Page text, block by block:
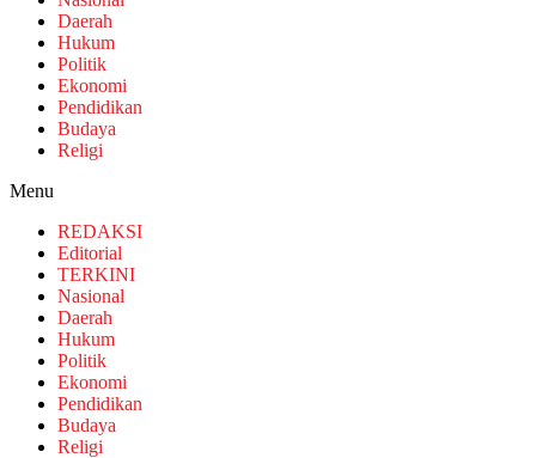
Daerah
Hukum
Politik
Ekonomi
Pendidikan
Budaya
Religi
Menu
REDAKSI
Editorial
TERKINI
Nasional
Daerah
Hukum
Politik
Ekonomi
Pendidikan
Budaya
Religi